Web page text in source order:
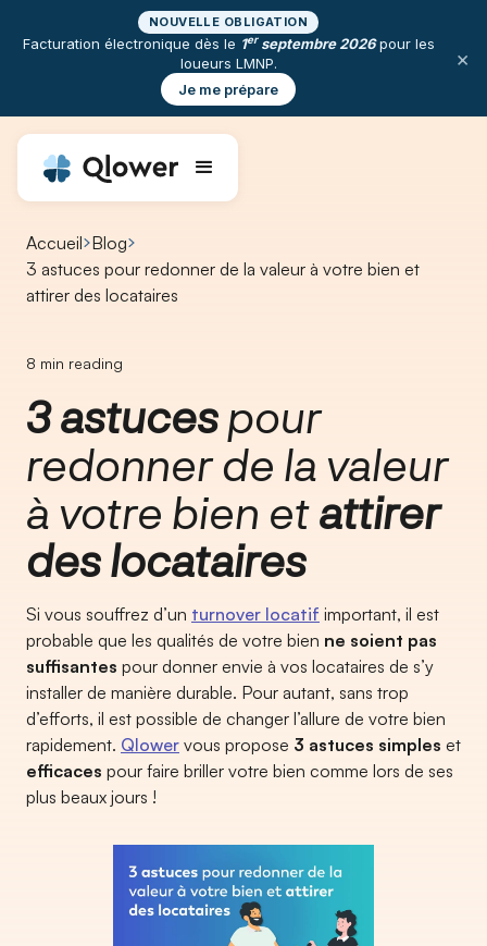
NOUVELLE OBLIGATION
Facturation électronique dès le 1erseptembre 2026pour les
loueurs LMNP.
Je me prépare
×
Accueil Blog
3 astuces pour redonner de la valeur à votre bien et
attirer des locataires
8 min reading
3 astucespour
redonner de la valeur
à votre bien etattirer
des locataires
Si vous souffrez d’un turnover locatif important, il est
probable que les qualités de votre bien ne soient pas
suffisantes pour donner envie à vos locataires de s’y
installer de manière durable. Pour autant, sans trop
d’efforts, il est possible de changer l’allure de votre bien
rapidement. Qlower vous propose 3 astuces simples et
efficaces pour faire briller votre bien comme lors de ses
plus beaux jours !